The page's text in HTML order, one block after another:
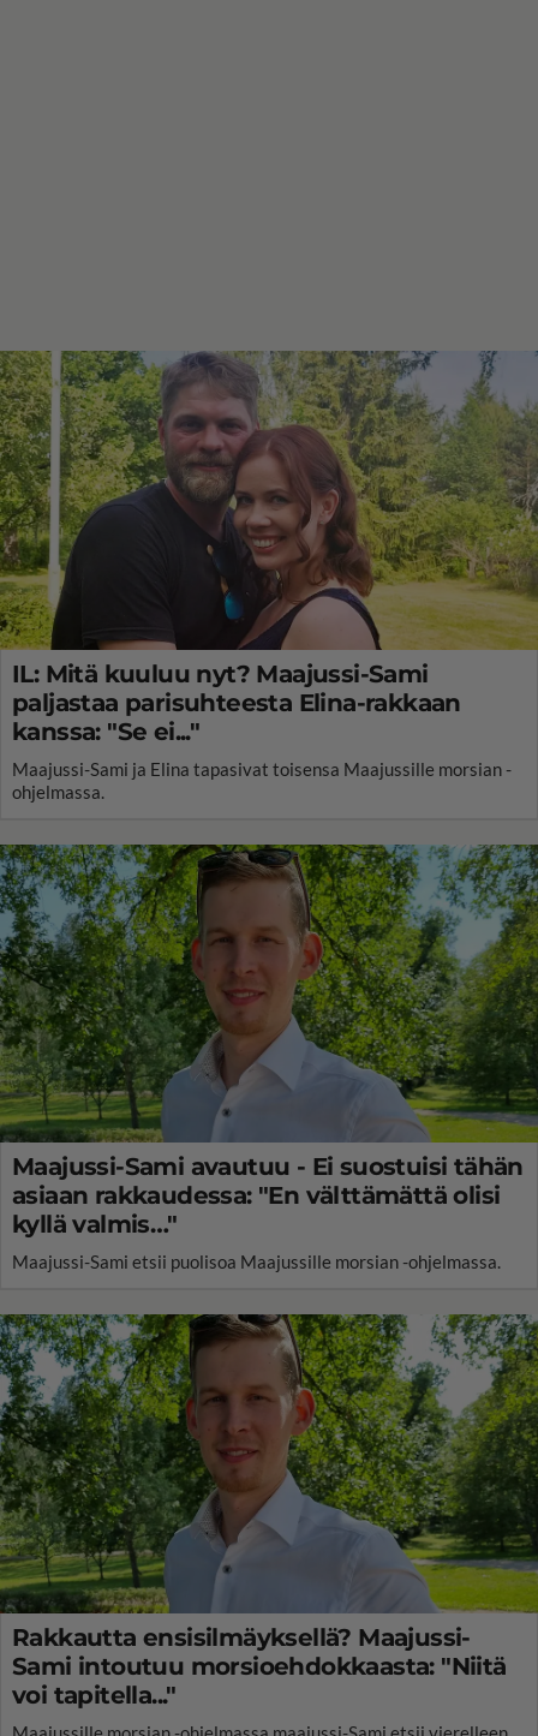
IL: Mitä kuuluu nyt? Maajussi-Sami
paljastaa parisuhteesta Elina-rakkaan
kanssa: "Se ei..."
Maajussi-Sami ja Elina tapasivat toisensa Maajussille morsian -
ohjelmassa.
Maajussi-Sami avautuu - Ei suostuisi tähän
asiaan rakkaudessa: "En välttämättä olisi
kyllä valmis…"
Maajussi-Sami etsii puolisoa Maajussille morsian -ohjelmassa.
Rakkautta ensisilmäyksellä? Maajussi-
Sami intoutuu morsioehdokkaasta: "Niitä
voi tapitella..."